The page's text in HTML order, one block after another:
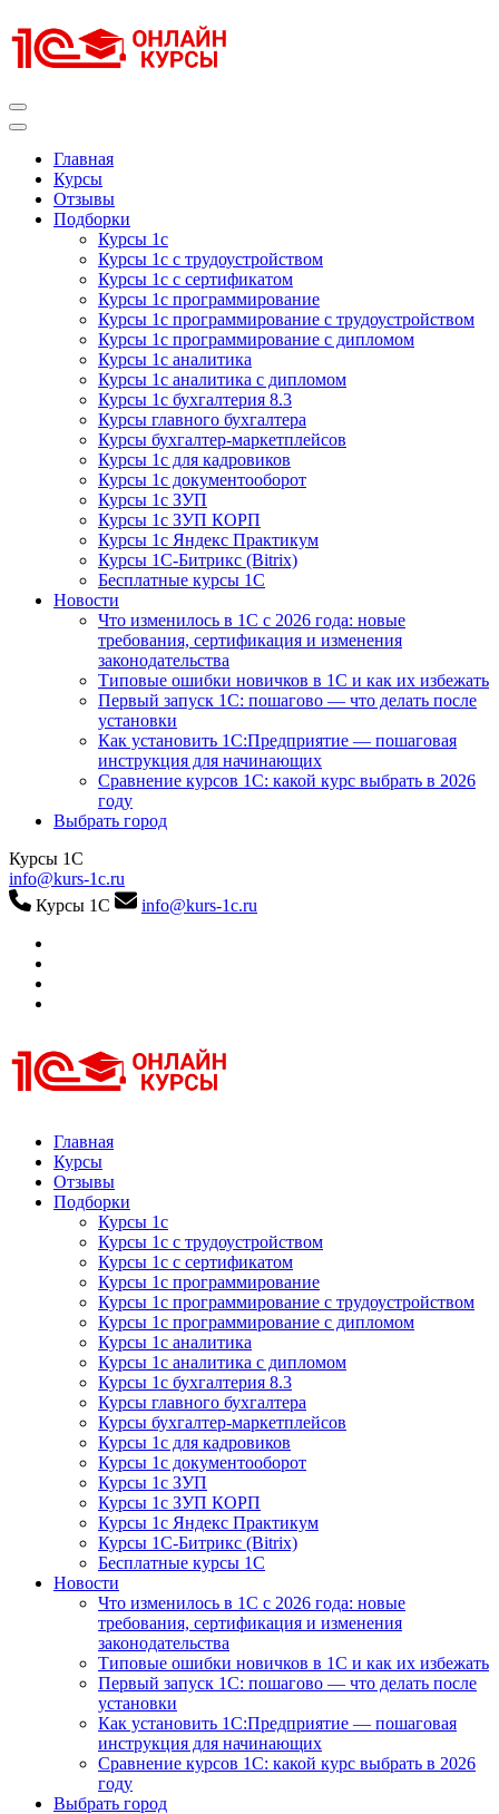
к
содержимому
Главная
Курсы
Отзывы
Подборки
Курсы 1с
Курсы 1с с трудоустройством
Курсы 1с с сертификатом
Курсы 1с программирование
Курсы 1с программирование с трудоустройством
Курсы 1с программирование с дипломом
Курсы 1с аналитика
Курсы 1с аналитика с дипломом
Курсы 1с бухгалтерия 8.3
Курсы главного бухгалтера
Курсы бухгалтер-маркетплейсов
Курсы 1с для кадровиков
Курсы 1с документооборот
Курсы 1с ЗУП
Курсы 1с ЗУП КОРП
Курсы 1с Яндекс Практикум
Курсы 1С-Битрикс (Bitrix)
Бесплатные курсы 1С
Новости
Что изменилось в 1С с 2026 года: новые
требования, сертификация и изменения
законодательства
Типовые ошибки новичков в 1С и как их избежать
Первый запуск 1С: пошагово — что делать после
установки
Как установить 1С:Предприятие — пошаговая
инструкция для начинающих
Сравнение курсов 1С: какой курс выбрать в 2026
году
Выбрать город
Курсы 1С
info@kurs-1c.ru
Курсы 1С
info@kurs-1c.ru
Курсы 1С
Курсы 1С официальная сертификация
Главная
Курсы
Отзывы
Подборки
Курсы 1с
Курсы 1с с трудоустройством
Курсы 1с с сертификатом
Курсы 1с программирование
Курсы 1с программирование с трудоустройством
Курсы 1с программирование с дипломом
Курсы 1с аналитика
Курсы 1с аналитика с дипломом
Курсы 1с бухгалтерия 8.3
Курсы главного бухгалтера
Курсы бухгалтер-маркетплейсов
Курсы 1с для кадровиков
Курсы 1с документооборот
Курсы 1с ЗУП
Курсы 1с ЗУП КОРП
Курсы 1с Яндекс Практикум
Курсы 1С-Битрикс (Bitrix)
Бесплатные курсы 1С
Новости
Что изменилось в 1С с 2026 года: новые
требования, сертификация и изменения
законодательства
Типовые ошибки новичков в 1С и как их избежать
Первый запуск 1С: пошагово — что делать после
установки
Как установить 1С:Предприятие — пошаговая
инструкция для начинающих
Сравнение курсов 1С: какой курс выбрать в 2026
году
Выбрать город